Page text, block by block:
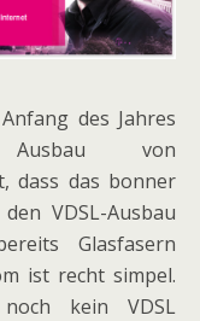
des Jahres
Ausbau von
dass das bonner
VDSL-Ausbau
Glasfasern
ist recht simpel.
kein VDSL